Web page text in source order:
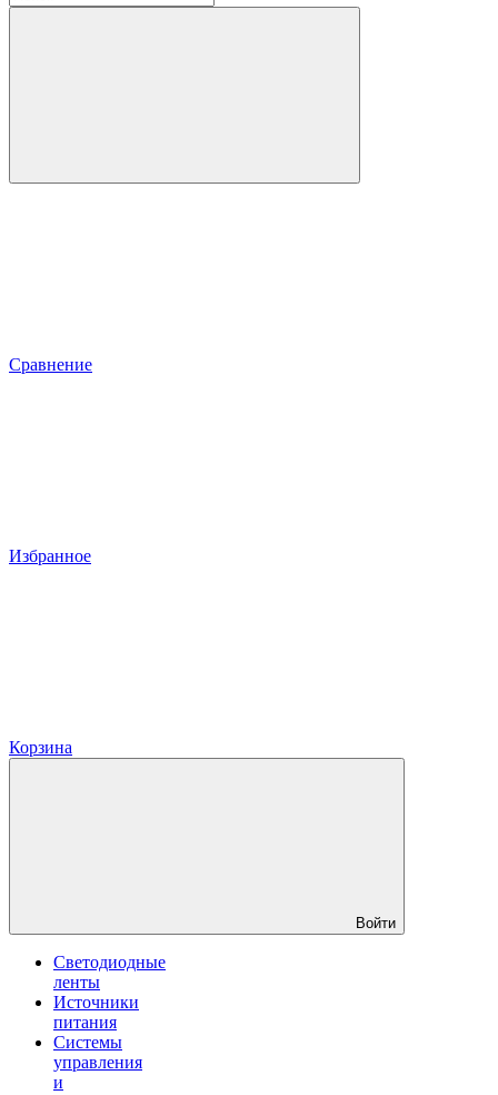
Сравнение
Избранное
Корзина
Войти
Светодиодные
ленты
Источники
питания
Системы
управления
и